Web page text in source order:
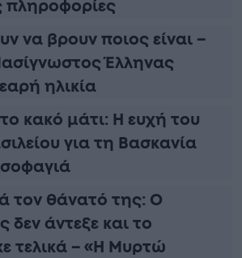
πληροφορίες
να βρουν ποιος είναι –
Έλληνας
ηλικία
κακό μάτι: Η ευχή του
για τη Βασκανία
τον θάνατό της: Ο
δεν άντεξε και το
τελικά – «Η Μυρτώ